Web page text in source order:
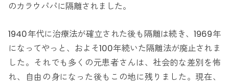
のカラウパパに隔離されました。
1940年代に治療法が確立された後も隔離は続き、1969年
になってやっと、およそ100年続いた隔離法が廃止されま
した。それでも多くの元患者さんは、社会的な差別を怖
れ、自由の身になった後もこの地に残りました。現在、